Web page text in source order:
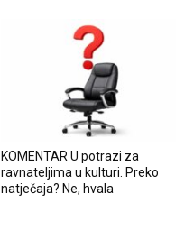
KOMENTAR U potrazi za
ravnateljima u kulturi. Preko
natječaja? Ne, hvala